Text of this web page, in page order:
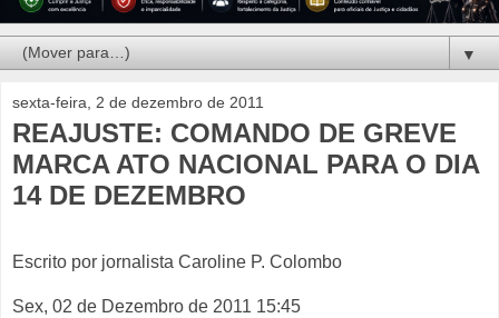
▼
sexta-feira, 2 de dezembro de 2011
REAJUSTE: COMANDO DE GREVE
MARCA ATO NACIONAL PARA O DIA
14 DE DEZEMBRO
Escrito por jornalista Caroline P. Colombo
Sex, 02 de Dezembro de 2011 15:45